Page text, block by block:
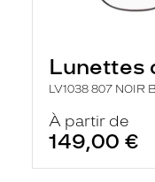
Lunettes
LV1038 807 NOIR
À partir de
149,00 €